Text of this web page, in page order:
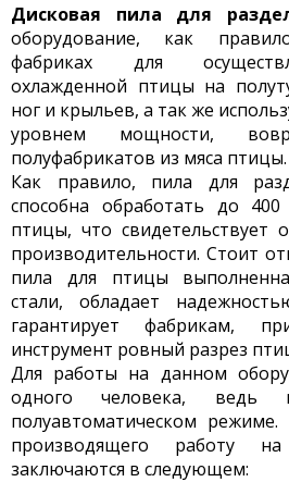
Дисковая пила для
оборудование, как
фабриках для
охлажденной птицы на
ног и крыльев, а так же
уровнем мощности,
полуфабрикатов из мяса птицы.
Как правило, пила для
способна обработать до
птицы, что свидетельствует
производительности. Стоит
пила для птицы
стали, обладает
гарантирует фабрикам,
инструмент ровный разрез
Для работы на данном
одного человека, ведь
полуавтоматическом
производящего работу
заключаются в следующем: